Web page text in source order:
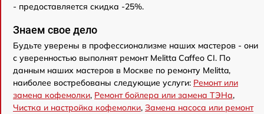
- предоставляется скидка -25%.
Знаем свое дело
Будьте уверены в профессионализме наших мастеров - они
с уверенностью выполнят ремонт Melitta Caffeo CI. По
данным наших мастеров в Москве по ремонту Melitta,
наиболее востребованы следующие услуги: Ремонт или
замена кофемолки, Ремонт бойлера или замена ТЭНа,
Чистка и настройка кофемолки, Замена насоса или ремонт